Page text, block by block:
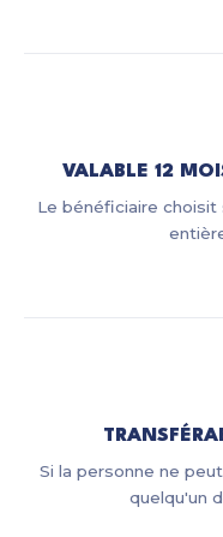
VALABLE 12
Le bénéficiaire choisit
Si la personne ne
quelqu'un